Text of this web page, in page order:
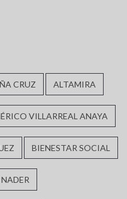
CRUZ ALTAMIRA
VILLARREAL ANAYA
BIENESTAR SOCIAL